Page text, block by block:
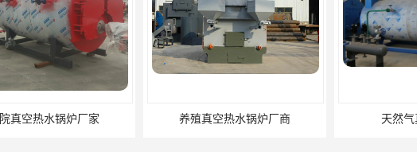
养殖真空热水锅炉厂商 天然气真空炉厂家 湿背式